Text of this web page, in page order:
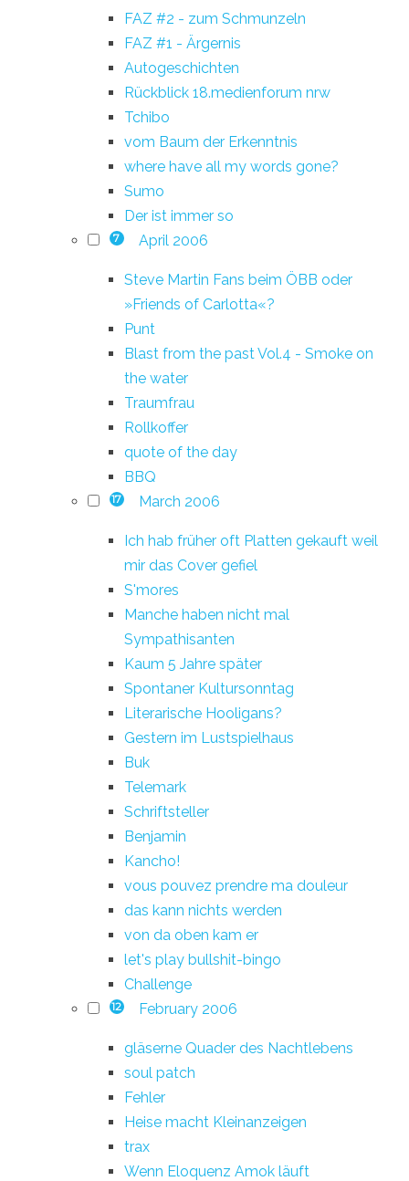
FAZ #2 - zum Schmunzeln
FAZ #1 - Ärgernis
Autogeschichten
Rückblick 18.medienforum nrw
Tchibo
vom Baum der Erkenntnis
where have all my words gone?
Sumo
Der ist immer so
7 April 2006
Steve Martin Fans beim ÖBB oder
»Friends of Carlotta«?
Punt
Blast from the past Vol.4 - Smoke on
the water
Traumfrau
Rollkoffer
quote of the day
BBQ
17 March 2006
Ich hab früher oft Platten gekauft weil
mir das Cover gefiel
S'mores
Manche haben nicht mal
Sympathisanten
Kaum 5 Jahre später
Spontaner Kultursonntag
Literarische Hooligans?
Gestern im Lustspielhaus
Buk
Telemark
Schriftsteller
Benjamin
Kancho!
vous pouvez prendre ma douleur
das kann nichts werden
von da oben kam er
let's play bullshit-bingo
Challenge
12 February 2006
gläserne Quader des Nachtlebens
soul patch
Fehler
Heise macht Kleinanzeigen
trax
Wenn Eloquenz Amok läuft